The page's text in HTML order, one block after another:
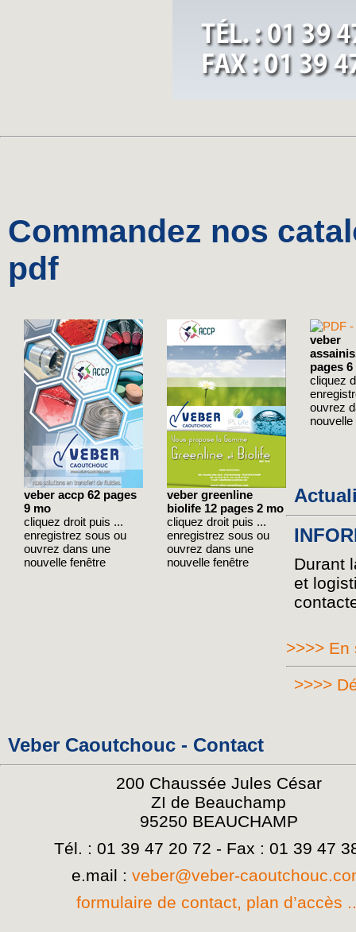
Commandez nos
pdf
veber accp 62 pages
9 mo
cliquez droit puis ...
enregistrez sous ou
ouvrez dans une
nouvelle fenêtre
veber greenline
biolife 12 pages 2 mo
cliquez droit puis ...
enregistrez sous ou
ouvrez dans une
nouvelle fenêtre
veber
pages 6
cliquez
ouvrez
Durant
et
>>>>
>>>>
Veber Caoutchouc - Contact
200 Chaussée Jules César
ZI de Beauchamp
95250 BEAUCHAMP
Tél. : 01 39 47 20 72 - Fax : 01 39 47
e.mail : veber@veber-
formulaire de contact, plan d’accès